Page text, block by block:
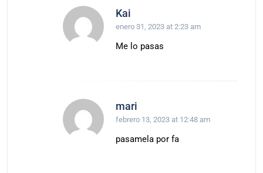
Kai
enero 31, 2023 at 2:23 am
Me lo pasas
mari
febrero 13, 2023 at 12:48 am
pasamela por fa